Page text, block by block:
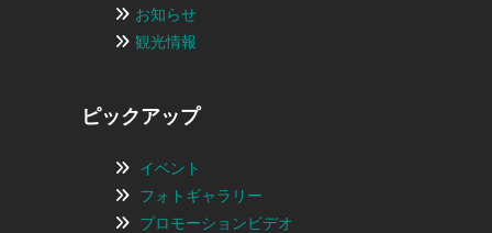
お知らせ
観光情報
ピックアップ
イベント
フォトギャラリー
プロモーションビデオ